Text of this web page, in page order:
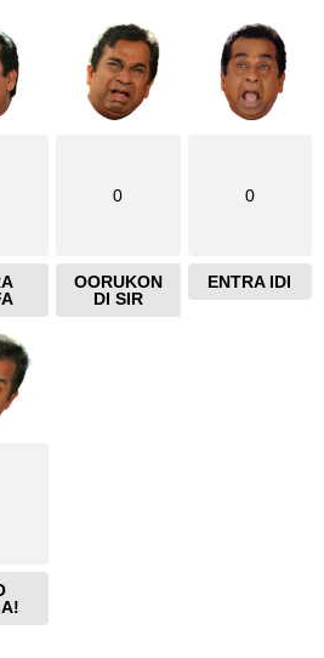
0
OORUKON
DI SIR
0
ENTRA IDI